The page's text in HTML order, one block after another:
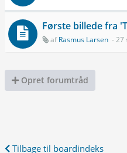
Første billede fra
afRasmus Larsen - 27
Opret forumtråd
Tilbage til boardindeks